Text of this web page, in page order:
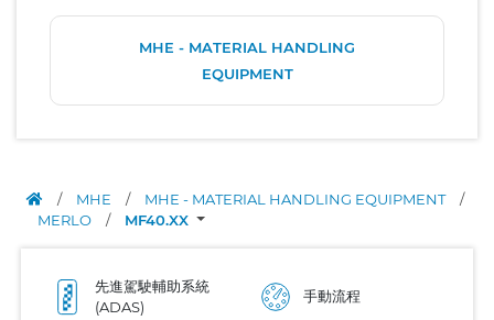
MHE - MATERIAL HANDLING
EQUIPMENT
/ MHE / MHE - MATERIAL HANDLING EQUIPMENT
/
MERLO
/ MF40.XX
先進駕駛輔助系統
(ADAS)
手動流程